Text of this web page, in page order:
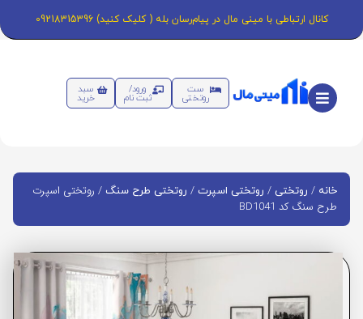
کانال ارتباطی با مینی مال در پیام‌رسان بله ( کلیک کنید) 09218315396
ست
روتختی
ورود/
ثبت نام
سبد
خرید
خانه / روتختی / روتختی اسپرت / روتختی طرح سنگ / روتختی اسپرت
طرح سنگ کد BD1041